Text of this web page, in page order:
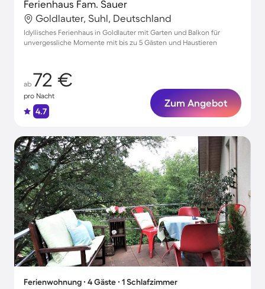
Ferienhaus Fam. Sauer
Goldlauter, Suhl, Deutschland
Idyllisches Ferienhaus in Goldlauter mit Garten und Balkon für
unvergessliche Momente mit bis zu 5 Gästen und Haustieren
ab 72 €
pro Nacht
4.7
Zum Angebot
Ferienwohnung ∙ 4 Gäste ∙ 1 Schlafzimmer